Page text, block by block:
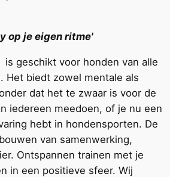
op je eigen ritme'
geschikt voor honden van alle
Het biedt zowel mentale als
dat het te zwaar is voor de
iedereen meedoen, of je nu een
hebt in hondensporten. De
van samenwerking,
Ontspannen trainen met je
in een positieve sfeer. Wij